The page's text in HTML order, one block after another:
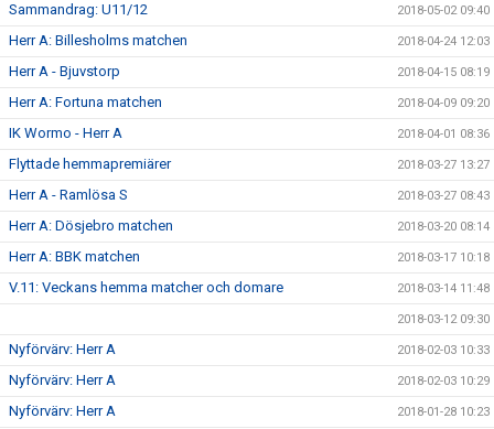
Sammandrag: U11/12 2018-05-02 09:40
Herr A: Billesholms matchen 2018-04-24 12:03
Herr A - Bjuvstorp 2018-04-15 08:19
Herr A: Fortuna matchen 2018-04-09 09:20
IK Wormo - Herr A 2018-04-01 08:36
Flyttade hemmapremiärer 2018-03-27 13:27
Herr A - Ramlösa S 2018-03-27 08:43
Herr A: Dösjebro matchen 2018-03-20 08:14
Herr A: BBK matchen 2018-03-17 10:18
V.11: Veckans hemma matcher och domare 2018-03-14 11:48
2018-03-12 09:30
Nyförvärv: Herr A 2018-02-03 10:33
Nyförvärv: Herr A 2018-02-03 10:29
Nyförvärv: Herr A 2018-01-28 10:23